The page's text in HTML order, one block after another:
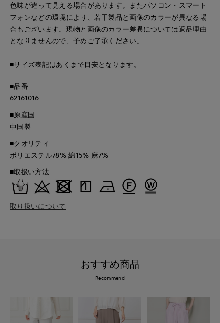
色味が違って見える場合があります。またパソコン・スマート
フォンなどの環境により、若干製品と画像のカラーが異なる場
合もございます。現物と画像のカラー差異については返品理由
となりませんので、予めご了承ください。
■サイズ表記はあくまで目安となります。
■品番
62161016
■原産国
中国製
■クオリティ
ポリエステル78% 綿15% 麻7%
■取扱い方法
取り扱いについて
おすすめ商品
Recommend